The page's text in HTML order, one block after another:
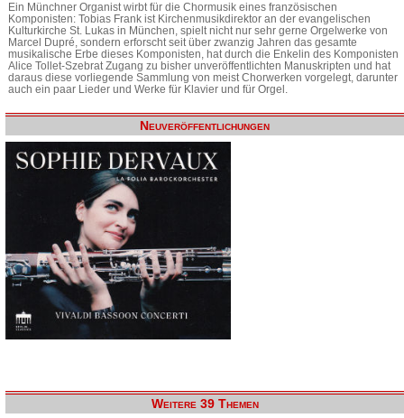
Ein Münchner Organist wirbt für die Chormusik eines französischen
Komponisten: Tobias Frank ist Kirchenmusikdirektor an der evangelischen
Kulturkirche St. Lukas in München, spielt nicht nur sehr gerne Orgelwerke von
Marcel Dupré, sondern erforscht seit über zwanzig Jahren das gesamte
musikalische Erbe dieses Komponisten, hat durch die Enkelin des Komponisten
Alice Tollet-Szebrat Zugang zu bisher unveröffentlichten Manuskripten und hat
daraus diese vorliegende Sammlung von meist Chorwerken vorgelegt, darunter
auch ein paar Lieder und Werke für Klavier und für Orgel.
Neuveröffentlichungen
Weitere 39 Themen